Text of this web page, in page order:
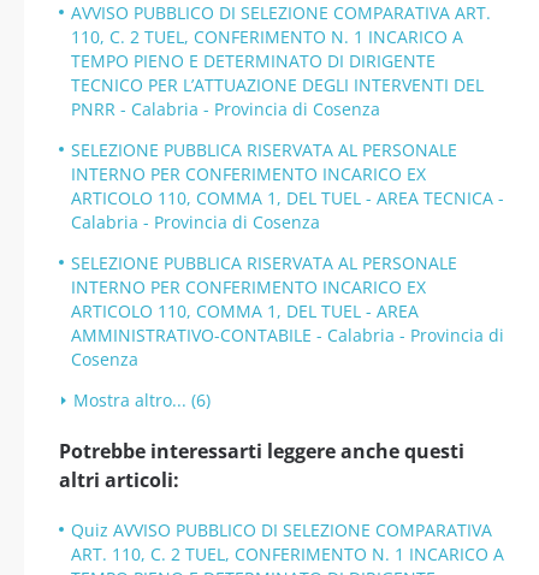
AVVISO PUBBLICO DI SELEZIONE COMPARATIVA ART.
110, C. 2 TUEL, CONFERIMENTO N. 1 INCARICO A
TEMPO PIENO E DETERMINATO DI DIRIGENTE
TECNICO PER L’ATTUAZIONE DEGLI INTERVENTI DEL
PNRR - Calabria - Provincia di Cosenza
SELEZIONE PUBBLICA RISERVATA AL PERSONALE
INTERNO PER CONFERIMENTO INCARICO EX
ARTICOLO 110, COMMA 1, DEL TUEL - AREA TECNICA -
Calabria - Provincia di Cosenza
SELEZIONE PUBBLICA RISERVATA AL PERSONALE
INTERNO PER CONFERIMENTO INCARICO EX
ARTICOLO 110, COMMA 1, DEL TUEL - AREA
AMMINISTRATIVO-CONTABILE - Calabria - Provincia di
Cosenza
Mostra altro... (6)
Potrebbe interessarti leggere anche questi
altri articoli:
Quiz AVVISO PUBBLICO DI SELEZIONE COMPARATIVA
ART. 110, C. 2 TUEL, CONFERIMENTO N. 1 INCARICO A